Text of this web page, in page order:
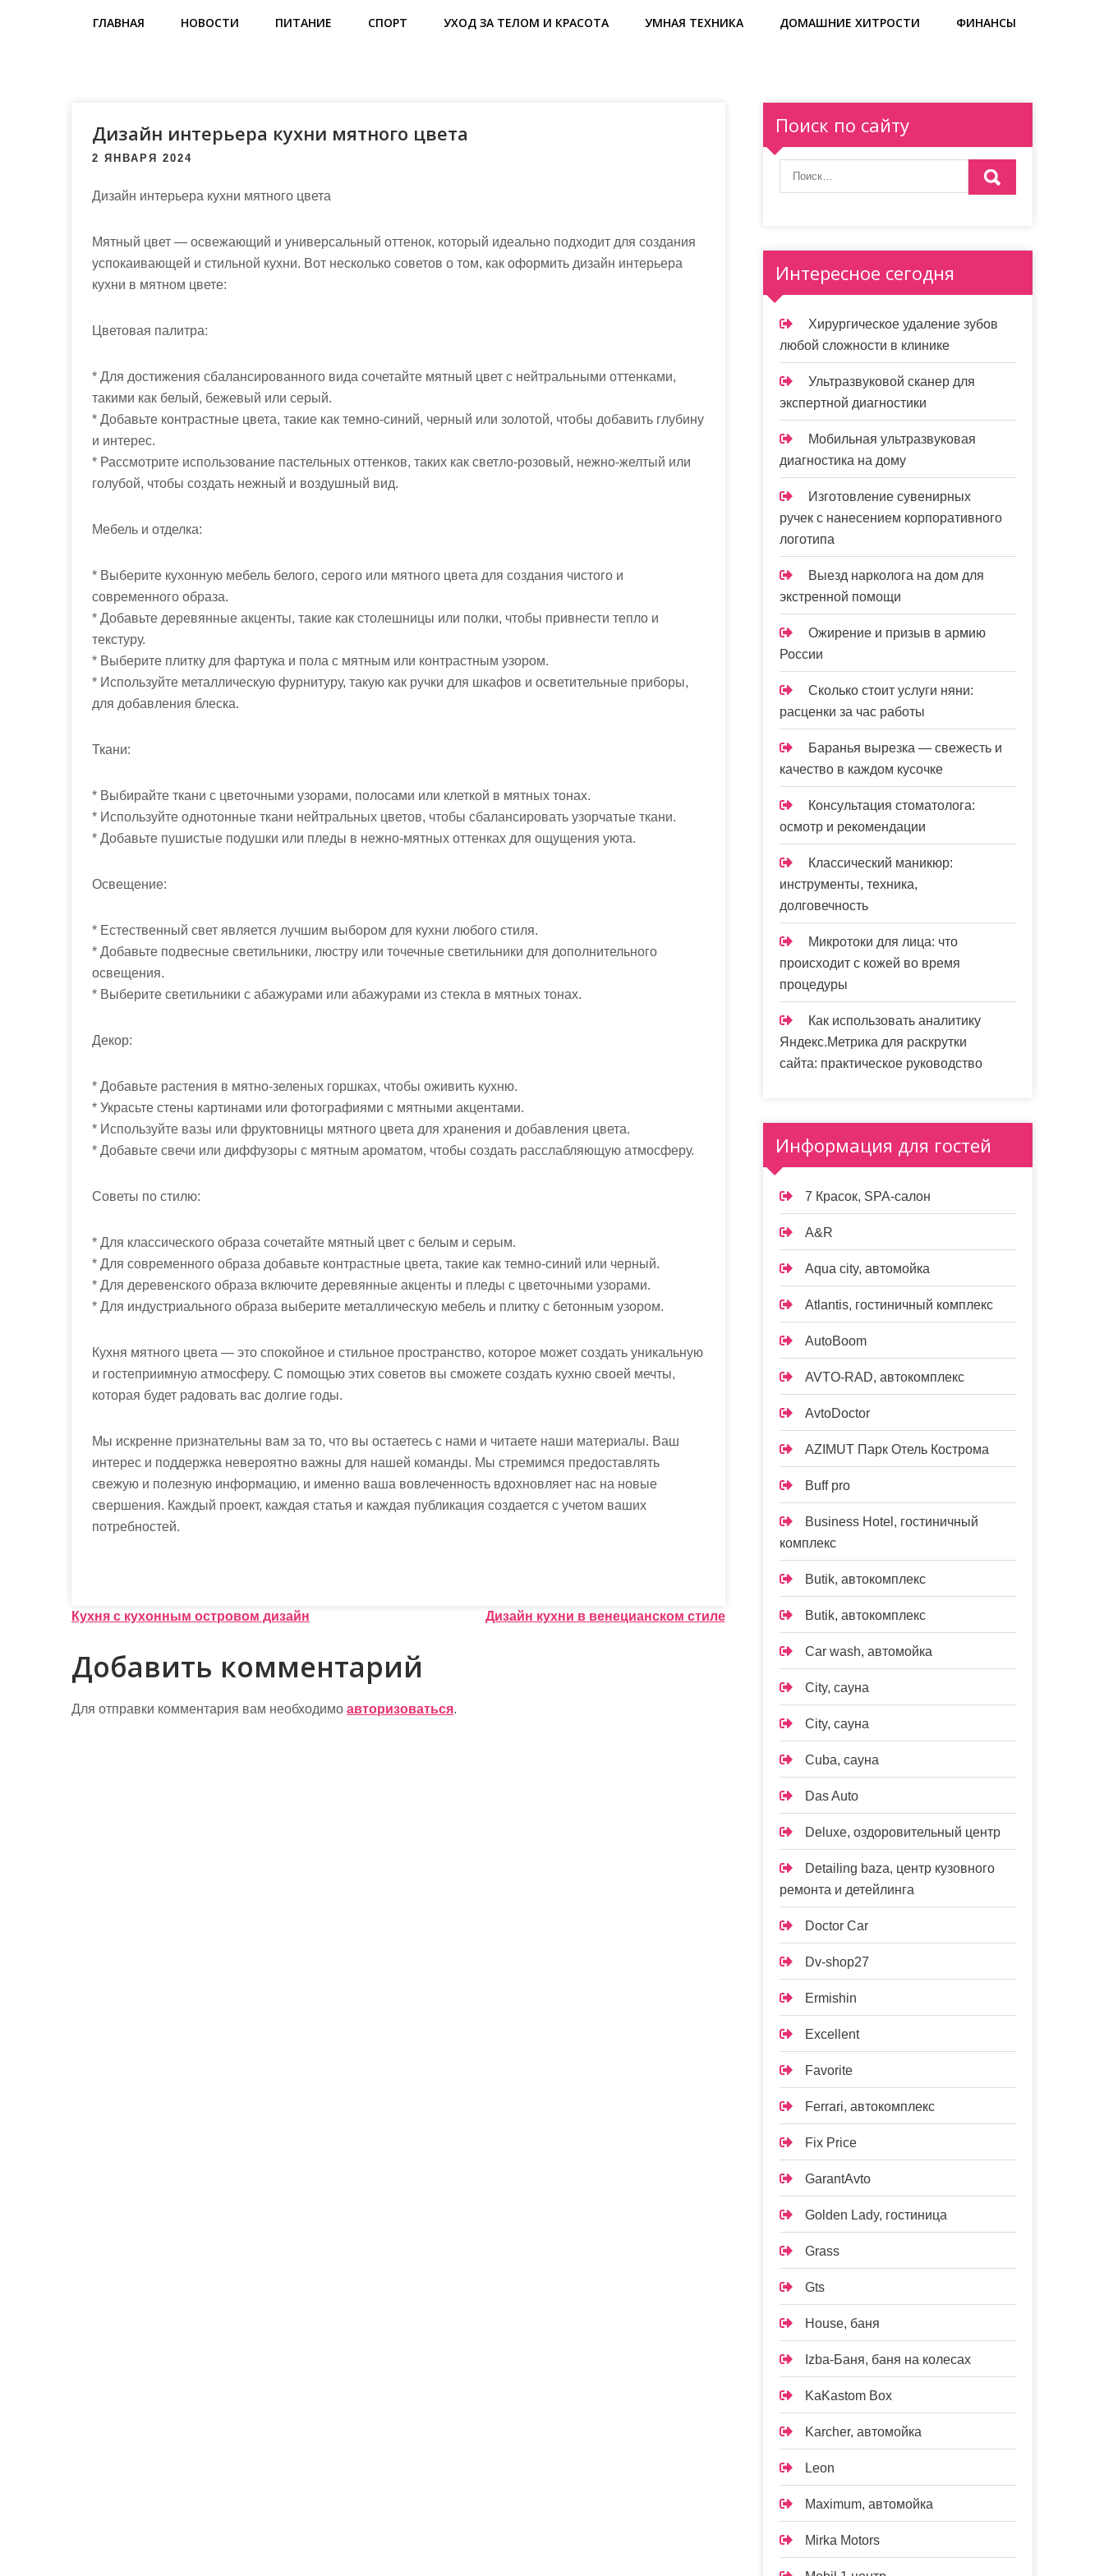
ГЛАВНАЯ НОВОСТИ ПИТАНИЕ СПОРТ УХОД ЗА ТЕЛОМ И КРАСОТА УМНАЯ ТЕХНИКА ДОМАШНИЕ ХИТРОСТИ ФИНАНСЫ
Дизайн интерьера кухни мятного цвета
2 ЯНВАРЯ 2024
Дизайн интерьера кухни мятного цвета
Мятный цвет — освежающий и универсальный оттенок, который идеально подходит для создания
успокаивающей и стильной кухни. Вот несколько советов о том, как оформить дизайн интерьера
кухни в мятном цвете:
Цветовая палитра:
* Для достижения сбалансированного вида сочетайте мятный цвет с нейтральными оттенками,
такими как белый, бежевый или серый.
* Добавьте контрастные цвета, такие как темно-синий, черный или золотой, чтобы добавить глубину
и интерес.
* Рассмотрите использование пастельных оттенков, таких как светло-розовый, нежно-желтый или
голубой, чтобы создать нежный и воздушный вид.
Мебель и отделка:
* Выберите кухонную мебель белого, серого или мятного цвета для создания чистого и
современного образа.
* Добавьте деревянные акценты, такие как столешницы или полки, чтобы привнести тепло и
текстуру.
* Выберите плитку для фартука и пола с мятным или контрастным узором.
* Используйте металлическую фурнитуру, такую как ручки для шкафов и осветительные приборы,
для добавления блеска.
Ткани:
* Выбирайте ткани с цветочными узорами, полосами или клеткой в мятных тонах.
* Используйте однотонные ткани нейтральных цветов, чтобы сбалансировать узорчатые ткани.
* Добавьте пушистые подушки или пледы в нежно-мятных оттенках для ощущения уюта.
Освещение:
* Естественный свет является лучшим выбором для кухни любого стиля.
* Добавьте подвесные светильники, люстру или точечные светильники для дополнительного
освещения.
* Выберите светильники с абажурами или абажурами из стекла в мятных тонах.
Декор:
* Добавьте растения в мятно-зеленых горшках, чтобы оживить кухню.
* Украсьте стены картинами или фотографиями с мятными акцентами.
* Используйте вазы или фруктовницы мятного цвета для хранения и добавления цвета.
* Добавьте свечи или диффузоры с мятным ароматом, чтобы создать расслабляющую атмосферу.
Советы по стилю:
* Для классического образа сочетайте мятный цвет с белым и серым.
* Для современного образа добавьте контрастные цвета, такие как темно-синий или черный.
* Для деревенского образа включите деревянные акценты и пледы с цветочными узорами.
* Для индустриального образа выберите металлическую мебель и плитку с бетонным узором.
Кухня мятного цвета — это спокойное и стильное пространство, которое может создать уникальную
и гостеприимную атмосферу. С помощью этих советов вы сможете создать кухню своей мечты,
которая будет радовать вас долгие годы.
Мы искренне признательны вам за то, что вы остаетесь с нами и читаете наши материалы. Ваш
интерес и поддержка невероятно важны для нашей команды. Мы стремимся предоставлять
свежую и полезную информацию, и именно ваша вовлеченность вдохновляет нас на новые
свершения. Каждый проект, каждая статья и каждая публикация создается с учетом ваших
потребностей.
Н
а
в
и
Кухня с кухонным островом дизайн Дизайн кухни в венецианском стиле
Добавить комментарий
Для отправки комментария вам необходимо авторизоваться.
Поиск по сайту
Интересное сегодня
Хирургическое удаление зубов
любой сложности в клинике
Ультразвуковой сканер для
экспертной диагностики
Мобильная ультразвуковая
диагностика на дому
Изготовление сувенирных
ручек с нанесением корпоративного
логотипа
Выезд нарколога на дом для
экстренной помощи
Ожирение и призыв в армию
России
Сколько стоит услуги няни:
расценки за час работы
Баранья вырезка — свежесть и
качество в каждом кусочке
Консультация стоматолога:
осмотр и рекомендации
Классический маникюр:
инструменты, техника,
долговечность
Микротоки для лица: что
происходит с кожей во время
процедуры
Как использовать аналитику
Яндекс.Метрика для раскрутки
сайта: практическое руководство
Информация для гостей
7 Красок, SPA-салон
A&R
Aqua city, автомойка
Atlantis, гостиничный комплекс
AutoBoom
AVTO-RAD, автокомплекс
AvtoDoctor
AZIMUT Парк Отель Кострома
Buff pro
Business Hotel, гостиничный
комплекс
Butik, автокомплекс
Butik, автокомплекс
Car wash, автомойка
City, сауна
City, сауна
Cuba, сауна
Das Auto
Deluxe, оздоровительный центр
Detailing baza, центр кузовного
ремонта и детейлинга
Doctor Car
Dv-shop27
Ermishin
Excellent
Favorite
Ferrari, автокомплекс
Fix Price
GarantAvto
Golden Lady, гостиница
Grass
Gts
House, баня
Izba-Баня, баня на колесах
KaKastom Box
Karcher, автомойка
Leon
Maximum, автомойка
Mirka Motors